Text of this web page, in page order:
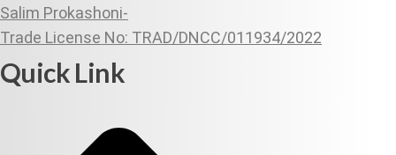
Salim Prokashoni-
Trade License No: TRAD/DNCC/011934/2022
Quick Link